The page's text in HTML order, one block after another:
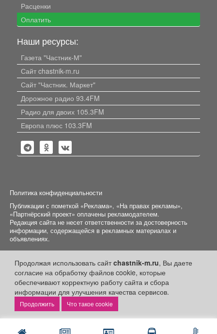
Продолжая использовать сайтchastnik-m.ru, Вы даете
согласие на обработку файлов cookie, которые
обеспечивают корректную работу сайта и сбора
информации для улучшения качества сервисов.
Что такое cookie
Расценки
Оплатить
Наши ресурсы:
Газета "Частник-М"
Сайт chastnik-m.ru
Сайт "Частник. Маркет"
Дорожное радио 93.4FM
Радио для двоих 105.3FM
Европа плюс 103.3FM
Политика конфиденциальности
Публикации с пометкой «Реклама», «На правах рекламы»,
«Партнёрский проект» оплачены рекламодателем.
Редакция сайта не несет ответственности за достоверность
информации, содержащейся в рекламных материалах и
объявлениях.
+16